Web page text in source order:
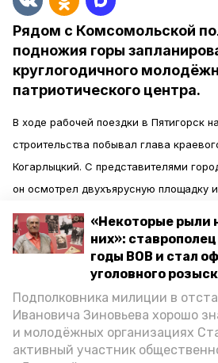
«Некоторые рыли
них»:
годы ВОВ и стал
уголовного
Подполковника милиции в
Ивановича Зиновьева хорошо
и молодёжных организациях
активный участник
Рядом с Комсомольской
подножия горы
круглогодичного
патриотического центра.
В ходе рабочей поездки в Пятигорск
строительства побывал глава
Когарлыцкий. С представителями
он осмотрел двухъярусную площадку
размещения объектов
На территории будут оборудованы
доступные подъездные пути.
Проект «Машука» разработан по
Владимира Владимирова, сообщает